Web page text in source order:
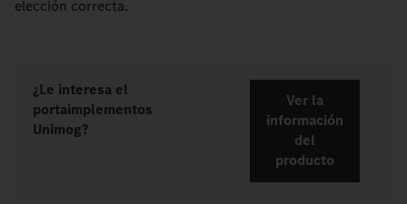
elección correcta.
¿Le interesa el
portaimplementos
Unimog?
Ver la
información
del
producto